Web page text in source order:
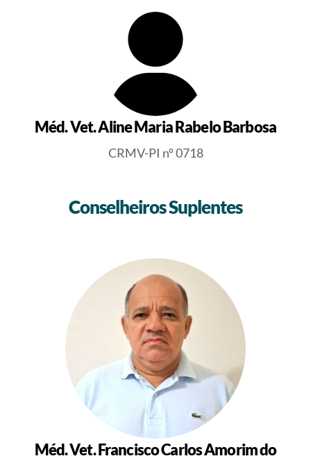
Méd. Vet. Aline Maria Rabelo Barbosa
CRMV-PI nº 0718
Conselheiros Suplentes
Méd. Vet. Francisco Carlos Amorim do